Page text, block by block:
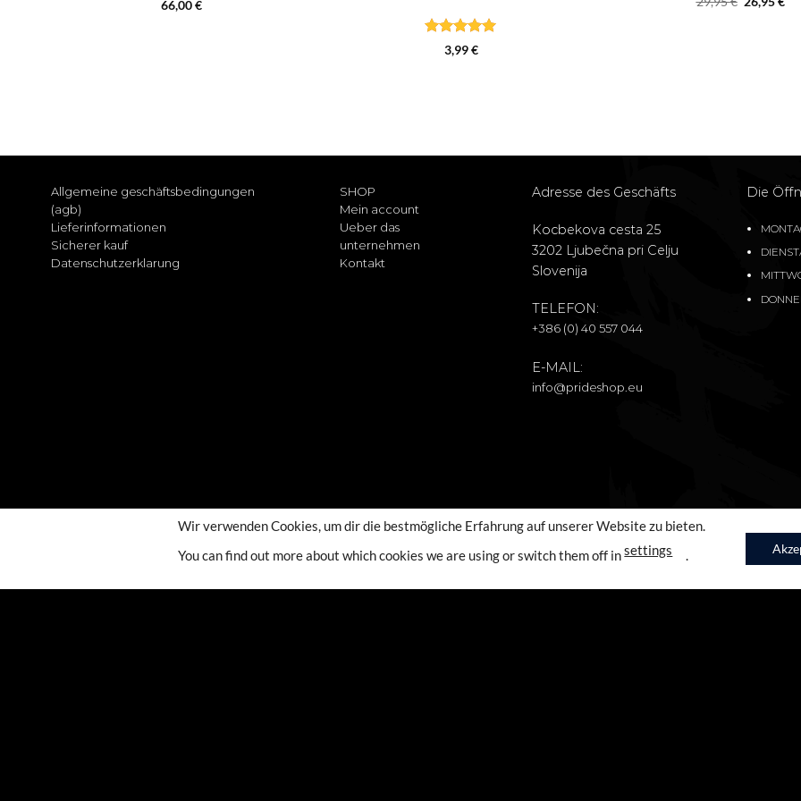
mit
66,00€
Bewertet
mit
3,99€
Allgemeine geschäftsbedingungen
(agb)
Lieferinformationen
Sicherer kauf
Datenschutzerklarung
SHOP
Mein account
Ueber das
unternehmen
Kontakt
Adresse des Geschäfts
Kocbekova cesta 25
3202 Ljubečna pri Celju
Slovenija
TELEFON:
+386 (0) 40 557 044
E-MAIL:
info@prideshop.eu
Die
Wir verwenden Cookies, um dir die bestmögliche Erfahrung auf unserer Website zu bieten.
You can find out more about which cookies we are using or switch them off insettings